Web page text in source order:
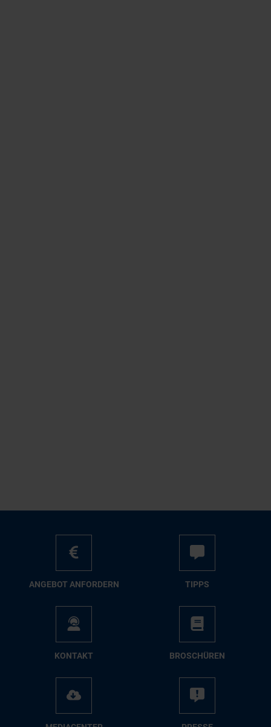
AN­GE­BOT AN­FOR­DERN TIPPS
KON­TAKT BRO­SCHÜ­REN